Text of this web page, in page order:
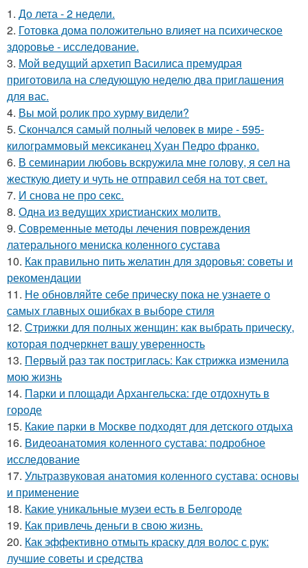
1. До лета - 2 недели.
2. Готовка дома положительно влияет на психическое
здоровье - исследование.
3. Мой ведущий архетип Василиса премудрая
приготовила на следующую неделю два приглашения
для вас.
4. Вы мой ролик про хурму видели?
5. Скончался самый полный человек в мире - 595-
килограммовый мексиканец Хуан Педро франко.
6. В семинарии любовь вскружила мне голову, я сел на
жесткую диету и чуть не отправил себя на тот свет.
7. И снова не про секс.
8. Одна из ведущих христианских молитв.
9. Современные методы лечения повреждения
латерального мениска коленного сустава
10. Как правильно пить желатин для здоровья: советы и
рекомендации
11. Не обновляйте себе прическу пока не узнаете о
самых главных ошибках в выборе стиля
12. Стрижки для полных женщин: как выбрать прическу,
которая подчеркнет вашу уверенность
13. Первый раз так постриглась: Как стрижка изменила
мою жизнь
14. Парки и площади Архангельска: где отдохнуть в
городе
15. Какие парки в Москве подходят для детского отдыха
16. Видеоанатомия коленного сустава: подробное
исследование
17. Ультразвуковая анатомия коленного сустава: основы
и применение
18. Какие уникальные музеи есть в Белгороде
19. Как привлечь деньги в свою жизнь.
20. Как эффективно отмыть краску для волос с рук:
лучшие советы и средства